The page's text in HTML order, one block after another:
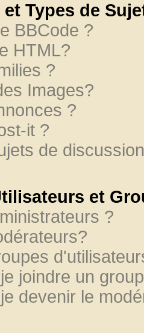
Types de
BBCode ?
HTML?
?
Images?
?
it ?
de
et
?
joindre un
devenir le